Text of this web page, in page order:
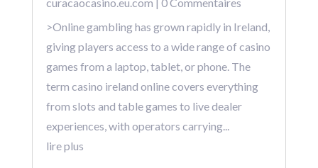
>Online gambling has grown rapidly in Ireland,
giving players access to a wide range of casino
games from a laptop, tablet, or phone. The
term casino ireland online covers everything
from slots and table games to live dealer
experiences, with operators carrying...
lire plus